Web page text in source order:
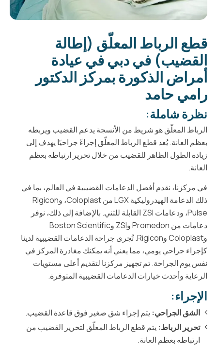
قطع الرباط المعلّق (إطالة
القضيب) في دبي في عيادة
أمراض الذكورة بمركز الدكتور
رامي حامد
نظرة شاملة:
الرباط المعلّق هو شريط من الأنسجة يدعم القضيب ويربطه
بعظم العانة. يُعد قطع الرباط المعلّق إجراءً جراحيًا يهدف إلى
زيادة الطول الظاهر للقضيب من خلال تحرير ارتباطه بعظم
العانة.
في مركزنا، نقدم أفضل الدعامات القضيبية في العالم، بما في
ذلك الدعامة الهيدروليكية LGX من Coloplast، وRigicon
Pulse، ودعامات ZSI القابلة للثني. بالإضافة إلى ذلك، نوفر
دعامات من Promedon وZSI وBoston Scientific
وColoplast وRigicon. تُجرى جراحة الدعامات القضيبية لدينا
كإجراء جراحي يومي، مما يعني أنه يمكنك مغادرة المركز في
نفس يوم الجراحة. تم تجهيز مركزنا لتقديم أعلى مستويات
الرعاية وأحدث خيارات الدعامات القضيبية المتوفرة.
الإجراء:
الشق الجراحي: يتم إجراء شق صغير فوق قاعدة القضيب.
تحرير الرباط: يتم قطع الرباط المعلّق لتحرير القضيب من
ارتباطه بعظم العانة.